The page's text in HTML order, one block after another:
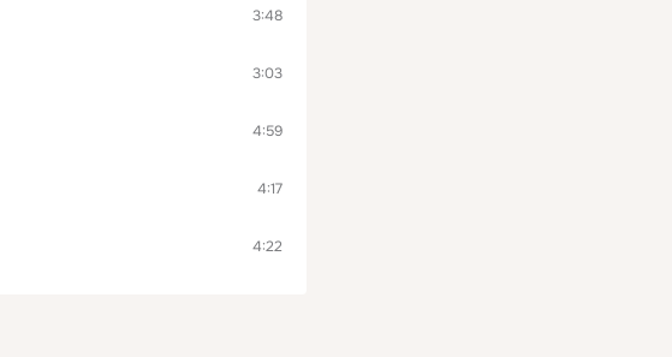
3:48
3:03
4:59
4:17
4:22